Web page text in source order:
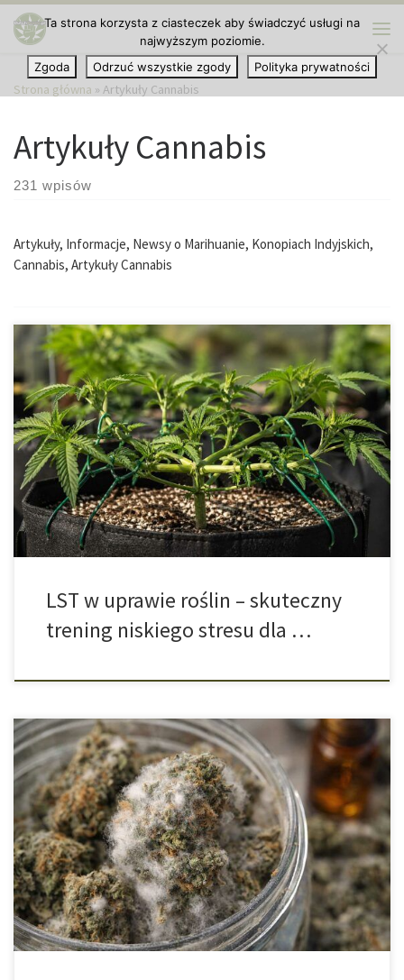
Przejdź do treści
Strona główna » Artykuły Cannabis
Artykuły Cannabis
231 wpisów
Artykuły, Informacje, Newsy o Marihuanie, Konopiach Indyjskich,
Cannabis, Artykuły Cannabis
Trening niskiego stresu (LST – Low Stress Training) to jedna z
najpopularniejszych i najbardziej efektywnych technik
stosowanych w nowoczesnej uprawie roślin. Metoda ta zyskała
ogromne uznanie zarówno wśród początkujących ogrodników, jak
i doświadczonych hodowców, ponieważ łączy prostotę
wykonania z bardzo wysoką skutecznością. Jej głównym
założeniem jest świadome kształtowanie struktury rośliny […]
LST w uprawie roślin – skuteczny
trening niskiego stresu dla …
Pleśń na suszu konopnym to jeden z najpoważniejszych
problemów związanych z jakością pąków cannabis. Może pojawić
się zarówno na etapie suszenia materiału roślinnego, jak i później
— już podczas przechowywania gotowego suszu. Wbrew
pozorom nie jest to rzadki incydent, lecz realne zagrożenie
wszędzie tam, gdzie pojawia się nadmiar wilgoci, słaba […]
Ta strona korzysta z ciasteczek aby świadczyć usługi na
najwyższym poziomie.
Zgoda
Odrzuć wszystkie zgody Polityka prywatności